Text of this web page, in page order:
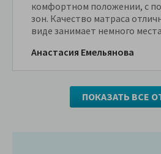
комфортном положении, с
зон. Качество матраса
виде занимает немного
Анастасия Емельянова
ПОКАЗАТЬ ВСЕ